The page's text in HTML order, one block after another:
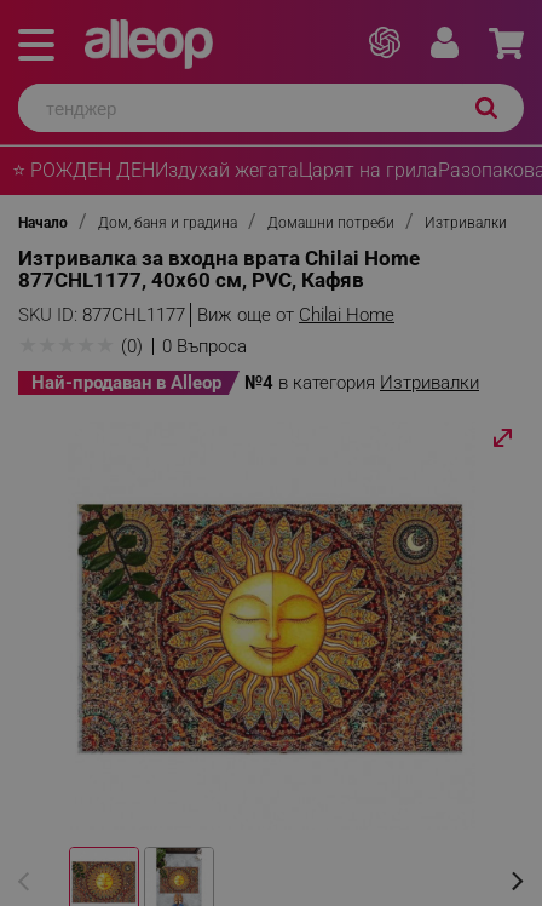
⭐ РОЖДЕН ДЕНИздухай жегатаЦарят на грила
Начало Дом, баня и градина Домашни потреби Изтривалки
Изтривалка за входна врата Chilai Home
877CHL1177, 40x60 см, PVC, Кафяв
SKU ID: 877CHL1177 Виж още от Chilai Home
(0)
0 Въпроса
Най-продаван в Alleop
№4 в категория Изтривалки